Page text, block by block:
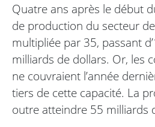
Quatre ans après le début
de production du secteur
multipliée par 35, passant
milliards de dollars. Or, les
ne couvraient l’année
tiers de cette capacité. La
outre atteindre 55 milliards